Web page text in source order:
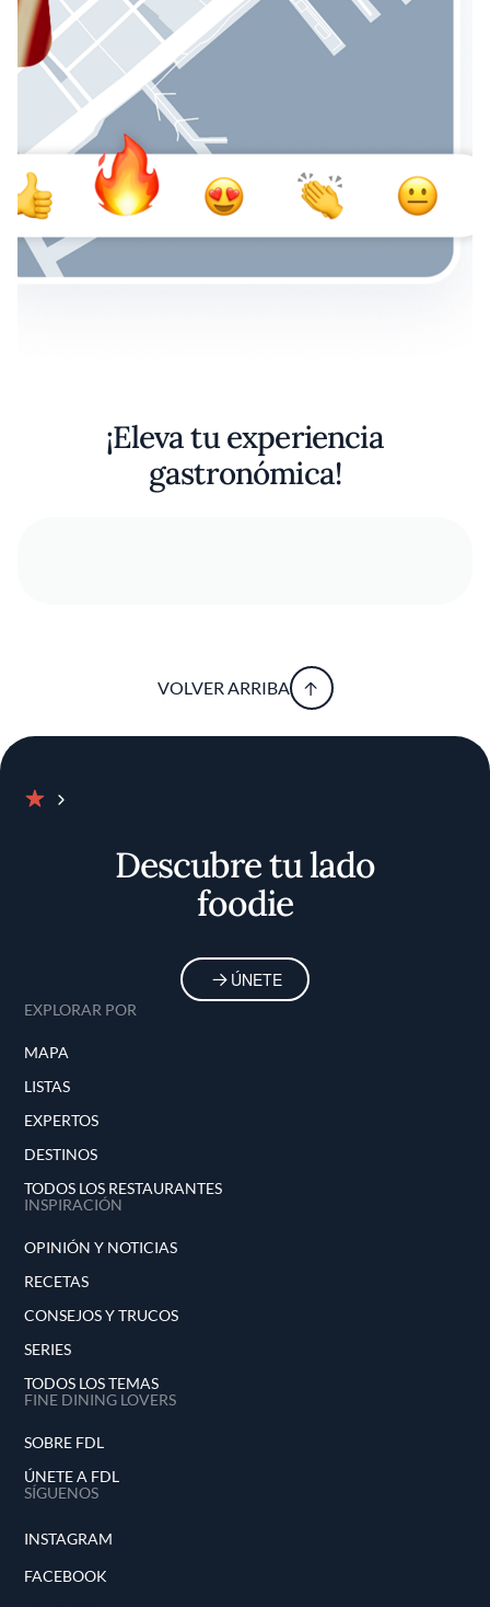
¡Eleva tu experiencia
gastronómica!
VOLVER ARRIBA
Descubre tu lado
foodie
ÚNETE
EXPLORAR POR
MAPA
LISTAS
EXPERTOS
DESTINOS
TODOS LOS RESTAURANTES
INSPIRACIÓN
OPINIÓN Y NOTICIAS
RECETAS
CONSEJOS Y TRUCOS
SERIES
TODOS LOS TEMAS
FINE DINING LOVERS
SOBRE FDL
ÚNETE A FDL
SÍGUENOS
INSTAGRAM
FACEBOOK